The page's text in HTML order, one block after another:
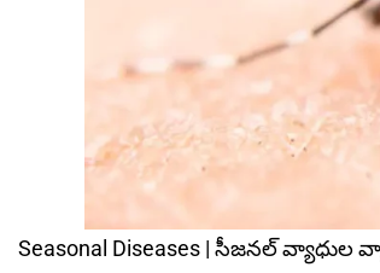
Seasonal Diseases | సీజనల్